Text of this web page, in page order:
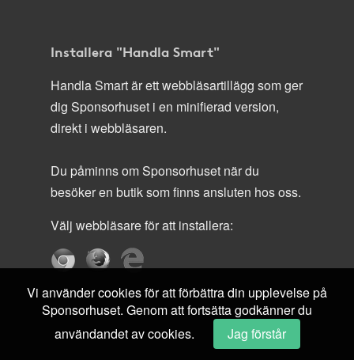
Installera "Handla Smart"
Handla Smart är ett webbläsartillägg som ger
dig Sponsorhuset i en minifierad version,
direkt i webbläsaren.
Du påminns om Sponsorhuset när du
besöker en butik som finns ansluten hos oss.
Välj webbläsare för att installera:
Vi använder cookies för att förbättra din upplevelse på
Sponsorhuset. Genom att fortsätta godkänner du
användandet av cookies.
Jag förstår